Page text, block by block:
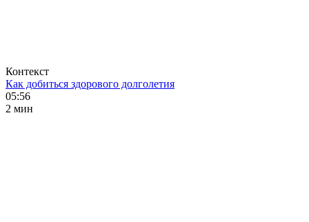
Контекст
Как добиться здорового долголетия
05:56
2 мин